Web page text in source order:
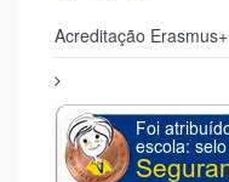
Acreditação Erasmus+